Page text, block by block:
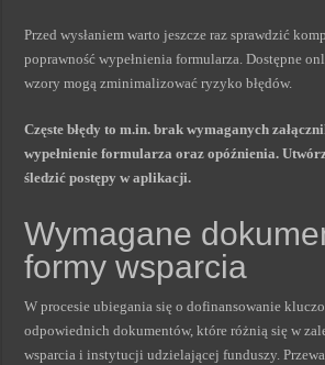
Przed wysłaniem warto jeszcze raz sprawdzić
poprawność wypełnienia formularza. Dostępne
wzory mogą zminimalizować ryzyko błędów.
Częste błędy to m.in. brak wymaganych
wypełnienie formularza oraz opóźnienia.
śledzić postępy w aplikacji.
Wymagane
formy wsparcia
W procesie ubiegania się o dofinansowanie
odpowiednich dokumentów, które różnią się w
wsparcia i instytucji udzielającej funduszy.